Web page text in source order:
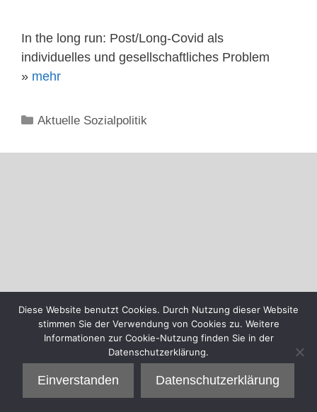
In the long run: Post/Long-Covid als
individuelles und gesellschaftliches Problem
» mehr
Kategorien
Aktuelle Sozialpolitik
Diese Website benutzt Cookies. Durch Nutzung dieser Website
stimmen Sie der Verwendung von Cookies zu. Weitere
Informationen zur Cookie-Nutzung finden Sie in der
Datenschutzerklärung.
Einverstanden Datenschutzerklärung